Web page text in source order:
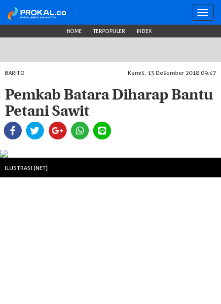
HOME TERPOPULER INDEX
BARITO Kamis, 13 Desember 2018 09:47
Pemkab Batara Diharap Bantu
Petani Sawit
ILUSTRASI.(NET)